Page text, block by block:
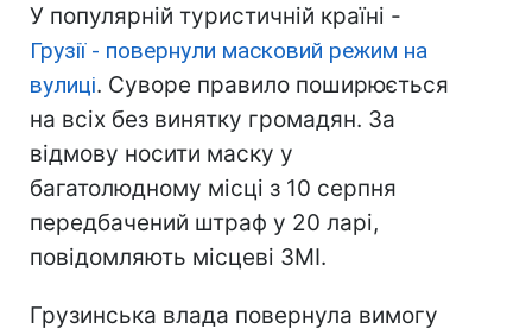
У популярній туристичній країні -
Грузії - повернули масковий режим на
вулиці. Суворе правило поширюється
на всіх без винятку громадян. За
відмову носити маску у
багатолюдному місці з 10 серпня
передбачений штраф у 20 ларі,
повідомляють місцеві ЗМІ.
Грузинська влада повернула вимогу